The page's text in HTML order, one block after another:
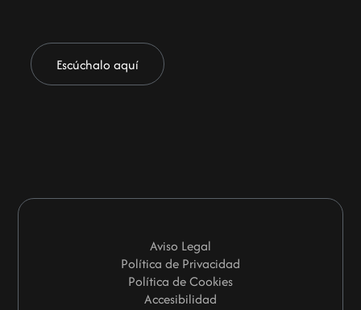
Escúchalo aquí
Aviso Legal
Política de Privacidad
Política de Cookies
Accesibilidad